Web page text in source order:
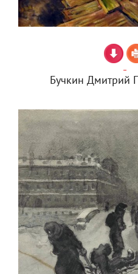
Бучкин Дмитрий